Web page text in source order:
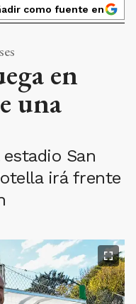
como fuente en
en
una
San
irá frente